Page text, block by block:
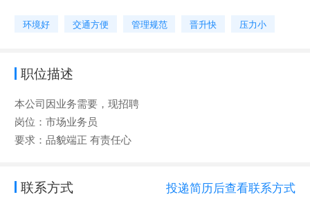
环境好 交通方便 管理规范 晋升快 压力小
职位描述
本公司因业务需要，现招聘
岗位：市场业务员
要求：品貌端正 有责任心
联系方式 投递简历后查看联系方式